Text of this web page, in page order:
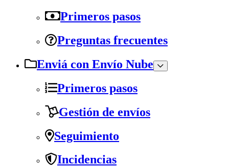
Primeros pasos
Preguntas frecuentes
Enviá con Envío Nube
Primeros pasos
Gestión de envíos
Seguimiento
Incidencias